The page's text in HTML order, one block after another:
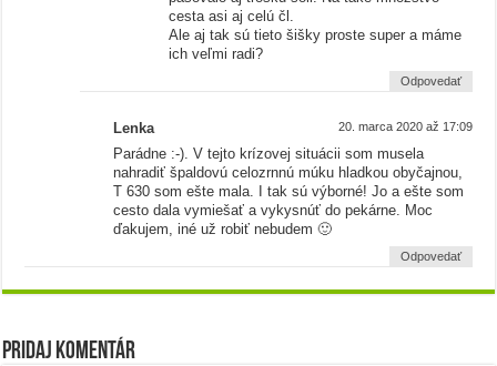
cesta asi aj celú čl.
Ale aj tak sú tieto šišky proste super a máme
ich veľmi radi?
Odpovedať
Lenka 20. marca 2020 až 17:09
Parádne :-). V tejto krízovej situácii som musela
nahradiť špaldovú celozrnnú múku hladkou obyčajnou,
T 630 som ešte mala. I tak sú výborné! Jo a ešte som
cesto dala vymiešať a vykysnúť do pekárne. Moc
ďakujem, iné už robiť nebudem 🙂
Odpovedať
Pridaj komentár